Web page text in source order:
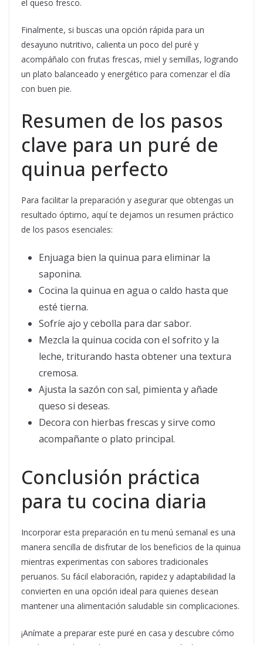
el queso fresco.
Finalmente, si buscas una opción rápida para un
desayuno nutritivo, calienta un poco del puré y
acompáñalo con frutas frescas, miel y semillas, logrando
un plato balanceado y energético para comenzar el día
con buen pie.
Resumen de los pasos
clave para un puré de
quinua perfecto
Para facilitar la preparación y asegurar que obtengas un
resultado óptimo, aquí te dejamos un resumen práctico
de los pasos esenciales:
Enjuaga bien la quinua para eliminar la
saponina.
Cocina la quinua en agua o caldo hasta que
esté tierna.
Sofríe ajo y cebolla para dar sabor.
Mezcla la quinua cocida con el sofrito y la
leche, triturando hasta obtener una textura
cremosa.
Ajusta la sazón con sal, pimienta y añade
queso si deseas.
Decora con hierbas frescas y sirve como
acompañante o plato principal.
Conclusión práctica
para tu cocina diaria
Incorporar esta preparación en tu menú semanal es una
manera sencilla de disfrutar de los beneficios de la quinua
mientras experimentas con sabores tradicionales
peruanos. Su fácil elaboración, rapidez y adaptabilidad la
convierten en una opción ideal para quienes desean
mantener una alimentación saludable sin complicaciones.
¡Anímate a preparar este puré en casa y descubre cómo